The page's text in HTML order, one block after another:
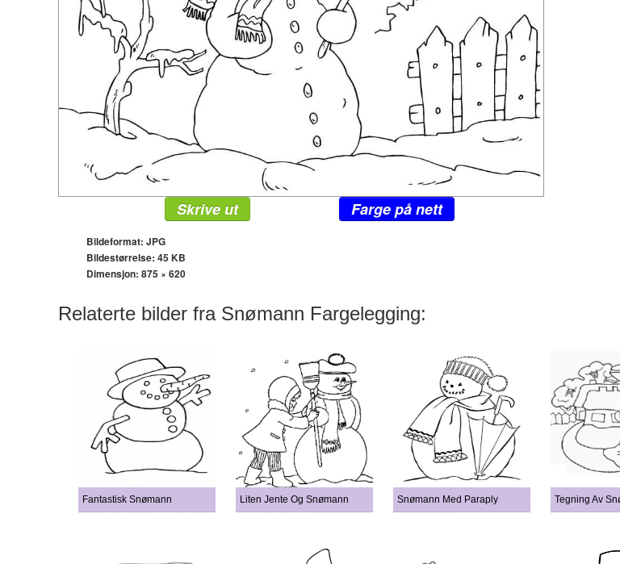
Skrive ut Farge på nett
Bildeformat: JPG
Bildestørrelse: 45 KB
Dimensjon: 875 × 620
Relaterte bilder fra Snømann Fargelegging:
Fantastisk Snømann Liten Jente Og Snømann Snømann Med Paraply